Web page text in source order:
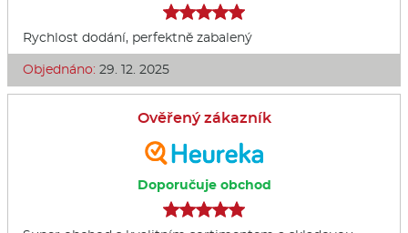
Rychlost dodání, perfektně zabalený
Objednáno: 29. 12. 2025
Ověřený zákazník
Doporučuje obchod